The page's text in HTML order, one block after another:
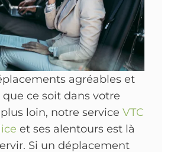
agréables et
que ce soit dans votre
loin, notre service VTC
et ses alentours est là
Si un déplacement